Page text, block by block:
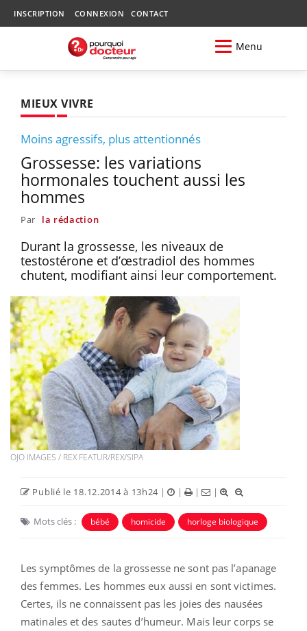
INSCRIPTION CONNEXION CONTACT
Menu
MIEUX VIVRE
Moins agressifs, plus attentionnés
Grossesse: les variations
hormonales touchent aussi les
hommes
Par la rédaction
Durant la grossesse, les niveaux de
testostérone et d’œstradiol des hommes
chutent, modifiant ainsi leur comportement.
OJO IMAGES / REX FEATUR/REX/SIPA
Publié le 18.12.2014 à 13h24 | | | |
Mots clés : bébé homicide horloge biologique
Les symptômes de la grossesse ne sont pas l’apanage
des femmes. Les hommes eux aussi en sont victimes.
Certes, ils ne connaissent pas les joies des nausées
matinales et des sautes d’humeur. Mais leur corps se